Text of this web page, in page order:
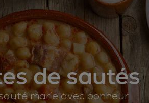
de sautés
marie avec bonheur